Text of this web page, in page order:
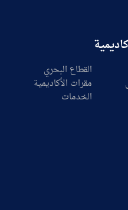
القطاع البحري
مقرات الأكاديمية
الخدمات